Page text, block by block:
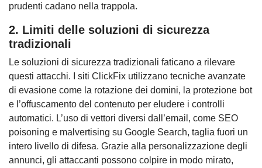
prudenti cadano nella trappola.
2. Limiti delle soluzioni di sicurezza
tradizionali
Le soluzioni di sicurezza tradizionali faticano a rilevare
questi attacchi. I siti ClickFix utilizzano tecniche avanzate
di evasione come la rotazione dei domini, la protezione bot
e l’offuscamento del contenuto per eludere i controlli
automatici. L’uso di vettori diversi dall’email, come SEO
poisoning e malvertising su Google Search, taglia fuori un
intero livello di difesa. Grazie alla personalizzazione degli
annunci, gli attaccanti possono colpire in modo mirato,